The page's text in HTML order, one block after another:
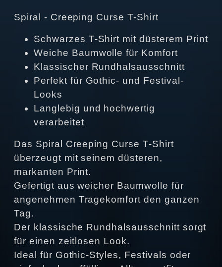
Spiral - Creeping Curse T-Shirt
Schwarzes T-Shirt mit düsterem Print
Weiche Baumwolle für Komfort
Klassischer Rundhalsausschnitt
Perfekt für Gothic- und Festival-
Looks
Langlebig und hochwertig
verarbeitet
Das Spiral Creeping Curse T-Shirt
überzeugt mit seinem düsteren,
markanten Print.
Gefertigt aus weicher Baumwolle für
angenehmen Tragekomfort den ganzen
Tag.
Der klassische Rundhalsausschnitt sorgt
für einen zeitlosen Look.
Ideal für Gothic-Styles, Festivals oder